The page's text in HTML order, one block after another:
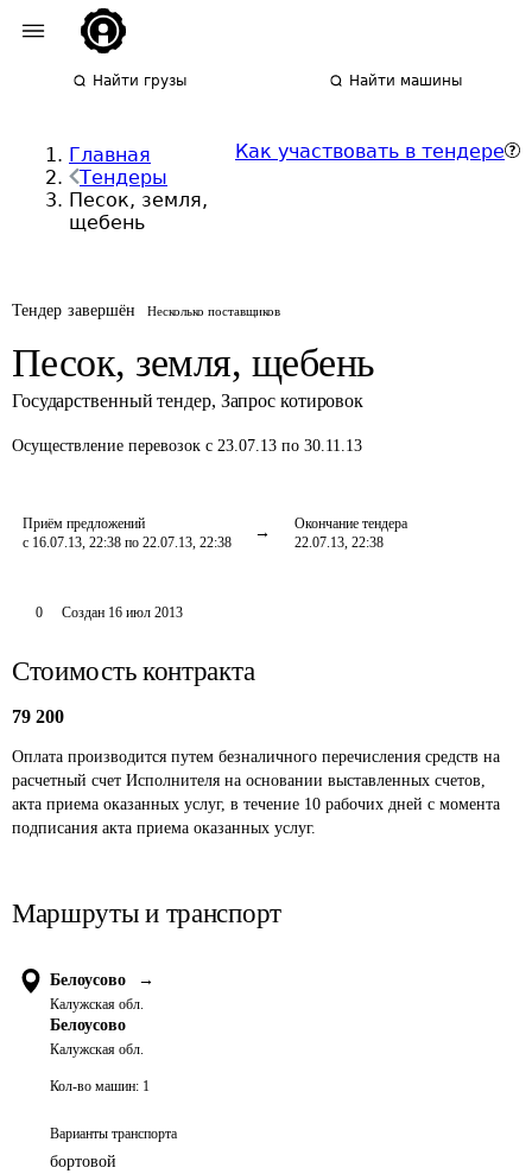
Найти грузы Найти машины
Главная
Тендеры
Песок, земля,
щебень
Как участвовать в тендере
Тендер завершён Несколько поставщиков
Песок, земля, щебень
Государственный тендер, Запрос котировок
Осуществление перевозок с 23.07.13 по 30.11.13
Приём предложений
с 16.07.13, 22:38 по 22.07.13, 22:38
Окончание тендера
22.07.13, 22:38
0 Создан 16 июл 2013
Стоимость контракта
79 200
Оплата производится путем безналичного перечисления средств на
расчетный счет Исполнителя на основании выставленных счетов,
акта приема оказанных услуг, в течение 10 рабочих дней с момента
подписания акта приема оказанных услуг.
Маршруты и транспорт
Белоусово →
Калужская обл.
Белоусово
Калужская обл.
Кол-во машин: 1
Варианты транспорта
бортовой